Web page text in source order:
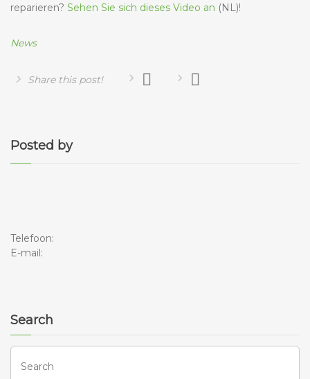
reparieren? Sehen Sie sich dieses Video an (NL)!
News
Share this post!
Posted by
Telefoon:
E-mail:
Search
Search